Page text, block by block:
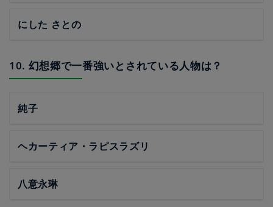
にした さとの
10. 幻想郷で一番強いとされている人物は？
純子
ヘカーティア・ラピスラズリ
八意永琳